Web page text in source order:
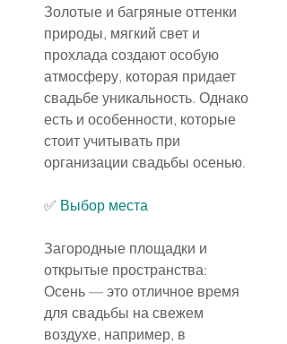
Золотые и багряные оттенки
природы, мягкий свет и
прохлада создают особую
атмосферу, которая придает
свадьбе уникальность. Однако
есть и особенности, которые
стоит учитывать при
организации свадьбы осенью.
✅ Выбор места
Загородные площадки и
открытые пространства:
Осень — это отличное время
для свадьбы на свежем
воздухе, например, в